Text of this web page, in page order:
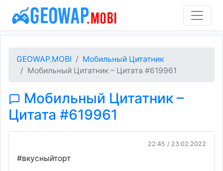
GEOWAP.MOBI
Мобильный Цитатник
Мобильный Цитатник – Цитата #619961
Мобильный Цитатник –
Цитата #619961
22:45 / 23.02.2022
#вкусныйторт